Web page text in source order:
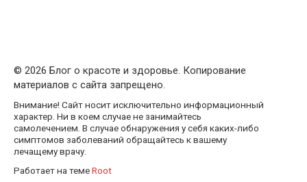
© 2026 Блог о красоте и здоровье. Копирование
материалов с сайта запрещено.
Внимание! Сайт носит исключительно информационный
характер. Ни в коем случае не занимайтесь
самолечением. В случае обнаружения у себя каких-либо
симптомов заболеваний обращайтесь к вашему
лечащему врачу.
Работает на темеRoot